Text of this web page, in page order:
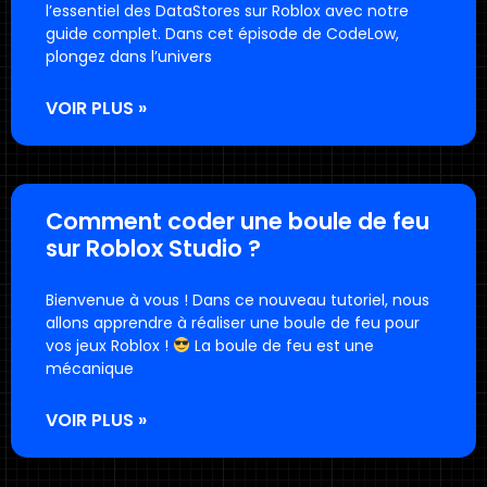
l’essentiel des DataStores sur Roblox avec notre
guide complet. Dans cet épisode de CodeLow,
plongez dans l’univers
VOIR PLUS »
Comment coder une boule de feu
sur Roblox Studio ?
Bienvenue à vous ! Dans ce nouveau tutoriel, nous
allons apprendre à réaliser une boule de feu pour
vos jeux Roblox !
La boule de feu est une
mécanique
VOIR PLUS »